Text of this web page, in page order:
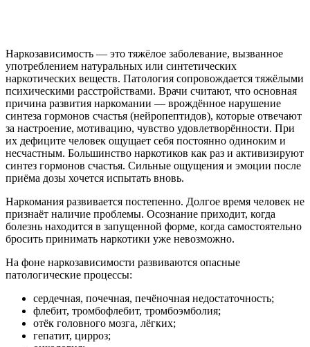
Наркозависимость — это тяжёлое заболевание, вызванное
употреблением натуральных или синтетических
наркотических веществ. Патология сопровождается тяжёлыми
психическими расстройствами. Врачи считают, что основная
причина развития наркомании — врождённое нарушение
синтеза гормонов счастья (нейропептидов), которые отвечают
за настроение, мотивацию, чувство удовлетворённости. При
их дефиците человек ощущает себя постоянно одиноким и
несчастным. Большинство наркотиков как раз и активизируют
синтез гормонов счастья. Сильные ощущения и эмоции после
приёма дозы хочется испытать вновь.
Наркомания развивается постепенно. Долгое время человек не
признаёт наличие проблемы. Осознание приходит, когда
болезнь находится в запущенной форме, когда самостоятельно
бросить принимать наркотики уже невозможно.
На фоне наркозависимости развиваются опасные
патологические процессы:
сердечная, почечная, печёночная недостаточность;
флебит, тромбофлебит, тромбоэмболия;
отёк головного мозга, лёгких;
гепатит, цирроз;